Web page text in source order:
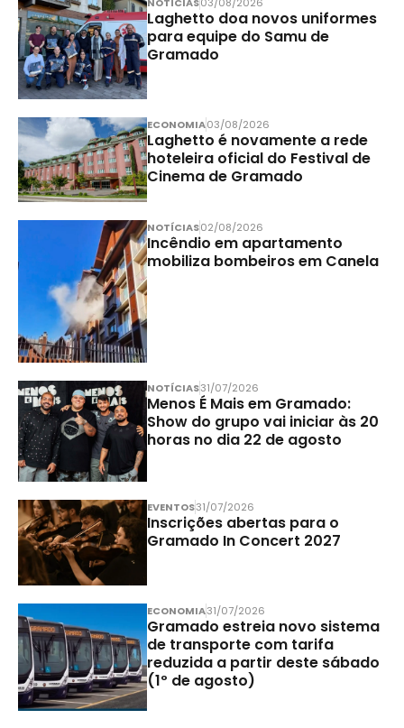
NOTÍCIAS03/08/2026
Laghetto doa novos uniformes
para equipe do Samu de
Gramado
ECONOMIA03/08/2026
Laghetto é novamente a rede
hoteleira oficial do Festival de
Cinema de Gramado
NOTÍCIAS02/08/2026
Incêndio em apartamento
mobiliza bombeiros em Canela
NOTÍCIAS31/07/2026
Menos É Mais em Gramado:
Show do grupo vai iniciar às 20
horas no dia 22 de agosto
EVENTOS31/07/2026
Inscrições abertas para o
Gramado In Concert 2027
ECONOMIA31/07/2026
Gramado estreia novo sistema
de transporte com tarifa
reduzida a partir deste sábado
(1º de agosto)